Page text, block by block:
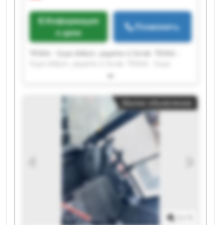
Информация
о цене
Позвонить
TESKA - Suya dokun, yaşama iz bırak. TESKA -
dokun, yaşama iz bırak. TESKA - Suya dokun,
bırak. TESKA - Suya dokun, yaşama iz bırak.
TESKA - Suya dokun, yaşama iz bırak. TESKA -
Suya dokun, yaşama iz bırak. TESKA - Suya
dokun, yaşama iz bırak. TESKA - Suya dokun,
yaşama iz bırak. TESKA - Suya dokun, yaşama iz
bırak. TESKA - Suya dokun, yaşama iz bırak.
TESKA - Suya dokun, yaşama iz bırak. TESKA -
Suya dokun, yaşama iz bırak. TESKA - Suya
dokun, yaşama iz bırak. TESKA - Suya dokun,
yaşama iz bırak. TESKA - Suya dokun, yaşama iz
bırak. TESKA - Suya dokun, yaşama iz bırak.
TESKA - Suya dokun, yaşama iz bırak. TESKA -
Suya dokun, yaşama iz bırak.
Малое объявление